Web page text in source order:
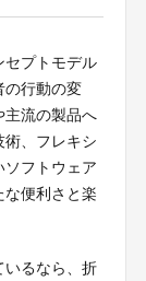
セプトモデル
の行動の変
主流の製品へ
術、フレキシ
ソフトウェア
な便利さと楽
いるなら、折